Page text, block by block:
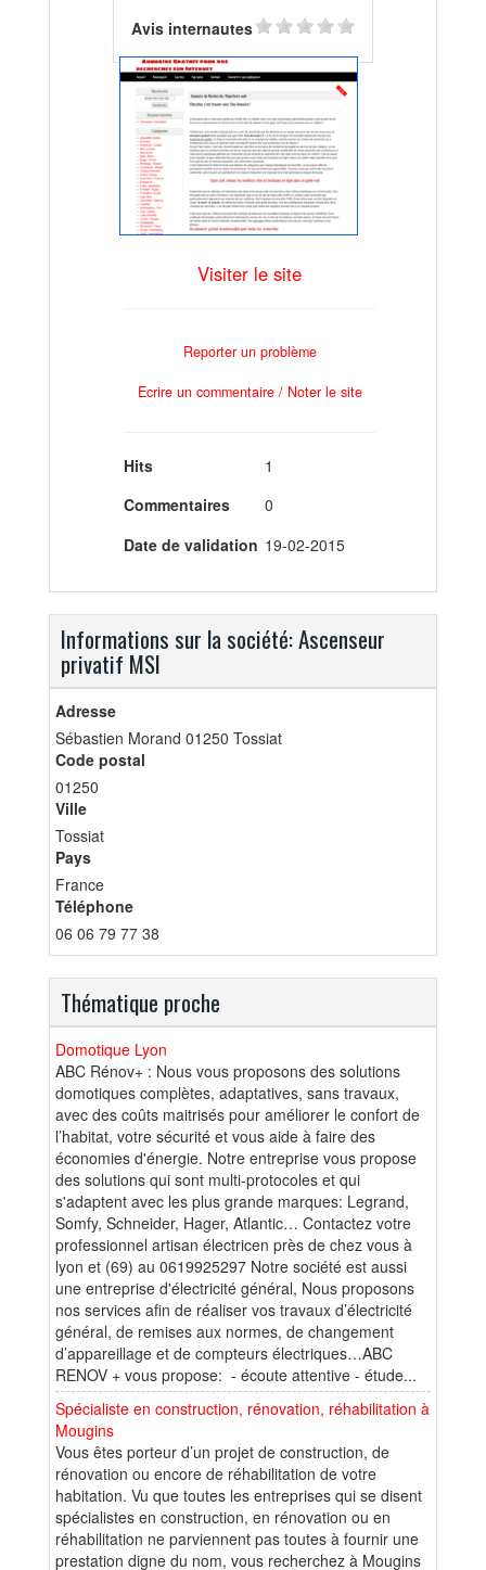
Avis internautes
Visiter le site
Reporter un problème
Ecrire un commentaire / Noter le site
Hits
1
Commentaires
0
Date de validation 19-02-2015
Informations sur la société: Ascenseur
privatif MSI
Adresse
Sébastien Morand 01250 Tossiat
Code postal
01250
Ville
Tossiat
Pays
France
Téléphone
06 06 79 77 38
Thématique proche
Domotique Lyon
ABC Rénov+ : Nous vous proposons des solutions
domotiques complètes, adaptatives, sans travaux,
avec des coûts maitrisés pour améliorer le confort de
l’habitat, votre sécurité et vous aide à faire des
économies d'énergie. Notre entreprise vous propose
des solutions qui sont multi-protocoles et qui
s'adaptent avec les plus grande marques: Legrand,
Somfy, Schneider, Hager, Atlantic… Contactez votre
professionnel artisan électricen près de chez vous à
lyon et (69) au 0619925297 Notre société est aussi
une entreprise d'électricité général, Nous proposons
nos services afin de réaliser vos travaux d’électricité
général, de remises aux normes, de changement
d’appareillage et de compteurs électriques…ABC
RENOV + vous propose: - écoute attentive - étude...
Spécialiste en construction, rénovation, réhabilitation à
Mougins
Vous êtes porteur d’un projet de construction, de
rénovation ou encore de réhabilitation de votre
habitation. Vu que toutes les entreprises qui se disent
spécialistes en construction, en rénovation ou en
réhabilitation ne parviennent pas toutes à fournir une
prestation digne du nom, vous recherchez à Mougins